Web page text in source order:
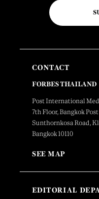
CONTACT
FORBES THAILAND
Post International
7th Floor, Bangkok
Sunthornkosa Road,
Bangkok 10110
SEE MAP
EDITORIAL